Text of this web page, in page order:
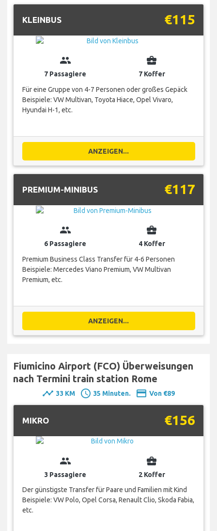
KLEINBUS €115
group
7 Passagiere
business_center
7 Koffer
Für eine Gruppe von 4-7 Personen oder großes Gepäck
Beispiele: VW Multivan, Toyota Hiace, Opel Vivaro,
Hyundai H-1, etc.
ANZEIGEN...
PREMIUM-MINIBUS €117
group
6 Passagiere
business_center
4 Koffer
Premium Business Class Transfer für 4-6 Personen
Beispiele: Mercedes Viano Premium, VW Multivan
Premium, etc.
ANZEIGEN...
Fiumicino Airport (FCO) Überweisungen
nach Termini train station Rome
timeline 33 KM schedule 35 Minuten. payment Von €89
MIKRO €156
group
3 Passagiere
business_center
2 Koffer
Der günstigste Transfer für Paare und Familien mit Kind
Beispiele: VW Polo, Opel Corsa, Renault Clio, Skoda Fabia,
etc.